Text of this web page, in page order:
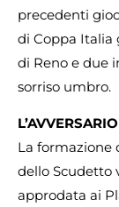
precedenti
di Coppa Italia
di Reno e due
sorriso umbro.
La formazione
dello Scudetto
approdata ai